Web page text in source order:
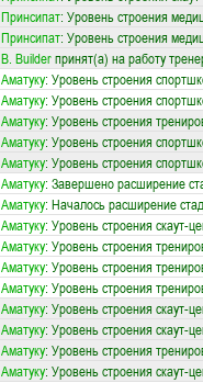
Принсипат: Уровень строения
Принсипат: Уровень строения
B. Builderпринят(а) на работу
Аматуку: Уровень строения
Аматуку: Уровень строения
Аматуку: Уровень строения
Аматуку: Уровень строения
Аматуку: Уровень строения
Аматуку: Завершено расширение
Аматуку: Началось расширение
Аматуку: Уровень строения скаут-
Аматуку: Уровень строения
Аматуку: Уровень строения
Аматуку: Уровень строения
Аматуку: Уровень строения скаут-
Аматуку: Уровень строения скаут-
Аматуку: Уровень строения
Аматуку: Уровень строения скаут-